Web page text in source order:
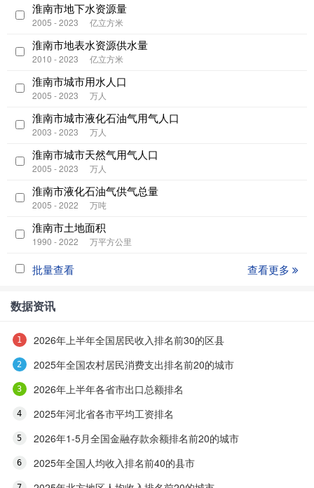
淮南市地下水资源量
2005 - 2023 亿立方米
淮南市地表水资源供水量
2010 - 2023 亿立方米
淮南市城市用水人口
2005 - 2023 万人
淮南市城市液化石油气用气人口
2003 - 2023 万人
淮南市城市天然气用气人口
2005 - 2023 万人
淮南市液化石油气供气总量
2005 - 2022 万吨
淮南市土地面积
1990 - 2022 万平方公里
批量查看 查看更多
数据资讯
2026年上半年全国居民收入排名前30的区县
2025年全国农村居民消费支出排名前20的城市
2026年上半年各省市出口总额排名
2025年河北省各市平均工资排名
2026年1-5月全国金融存款余额排名前20的城市
2025年全国人均收入排名前40的县市